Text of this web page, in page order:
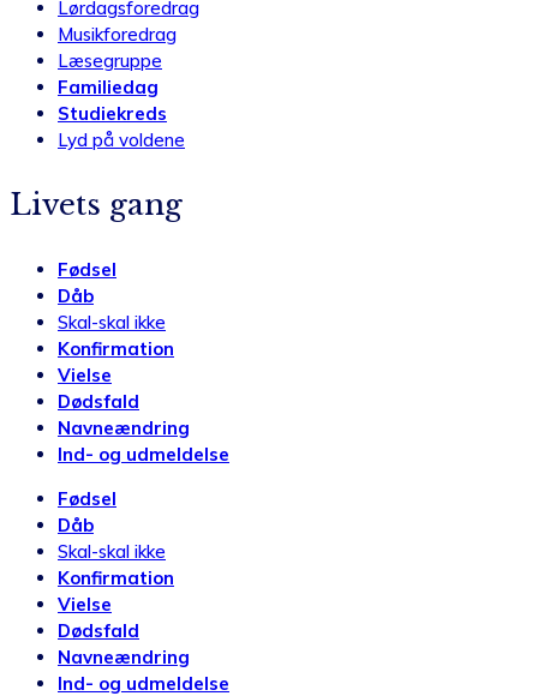
Lørdagsforedrag
Musikforedrag
Læsegruppe
Familiedag
Studiekreds
Lyd på voldene
Livets gang
Fødsel
Dåb
Skal-skal ikke
Konfirmation
Vielse
Dødsfald
Navneændring
Ind- og udmeldelse
Fødsel
Dåb
Skal-skal ikke
Konfirmation
Vielse
Dødsfald
Navneændring
Ind- og udmeldelse